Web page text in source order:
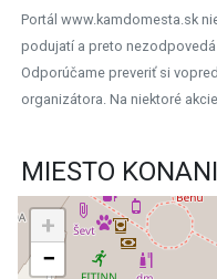
Portál www.kamdomesta.sk
podujatí a preto
Odporúčame preveriť si
organizátora. Na niektoré
MIESTO
+
−